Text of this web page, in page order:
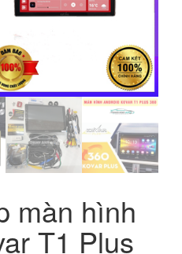
màn hình
T1 Plus